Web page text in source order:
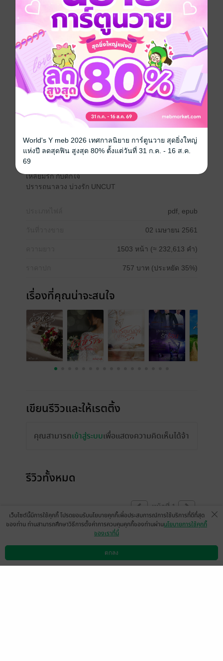
เมื่อซื้อชุดนี้คุณจะได้รับ
นิยายชุด Passion ปรารถนารัก เป็นชุดรวมนิยายของ
ที่ประกอบไปด้วยนิยายรักโรมานซ์ สามเรื่องสามรส อัน
ได้แก่
Sweet Sin บาปหวาน บงการรัก UNCUT
เหลี่ยมรัก กับดักใจ
ปรารถนาลวง บ่วงรัก UNCUT
pdf, epub
02 เมษายน 2561
1503 หน้า (≈ 232,613 คำ)
757 บาท (ประหยัด 35%)
เรื่องที่คุณน่าจะสนใจ
เขียนรีวิวและให้เรตติ้ง
คุณสามารถเข้าสู่ระบบเพื่อแสดงความคิดเห็นได้จ้า
รีวิวทั้งหมด
หน้าที่ 1
ดาวน์โหลดแอป วิธีการใช้งาน ติดต่อเรา
เว็บไซต์นี้มีการใช้คุกกี้ โปรดยอมรับนโยบายคุกกี้เพื่อประสบการณ์การใช้บริการที่ดีที่สุด
ของท่าน ท่านสามารถศึกษาวิธีการตั้งค่าการควบคุมคุกกี้ของท่านผ่านนโยบายการใช้คุกกี้
ของเราที่นี่
ตกลง
World's Y meb 2026 เทศกาลนิยาย การ์ตูนวาย สุดยิ่งใหญ่
แห่งปี ลดสุดฟิน สูงสุด 80% ตั้งแต่วันที่ 31 ก.ค. - 16 ส.ค.
69